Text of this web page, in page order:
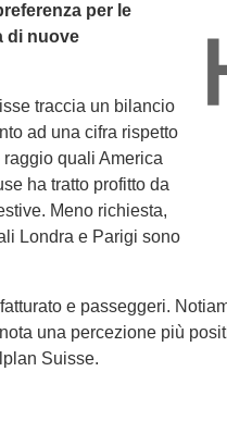
per le
di nuove
traccia un bilancio
ad una cifra rispetto
quali America
ha tratto profitto da
Meno richiesta,
Londra e Parigi sono
e passeggeri.
una percezione più
Suisse.